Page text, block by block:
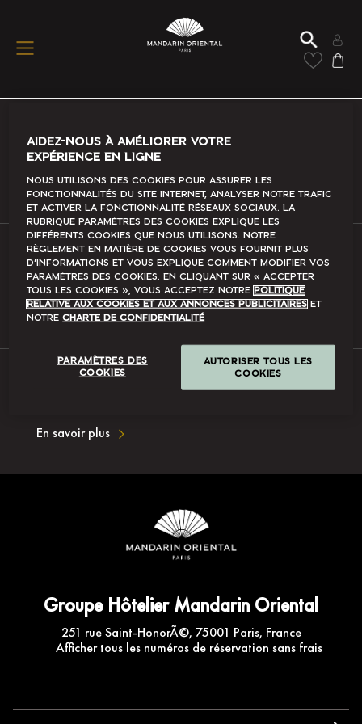
Conditions D'utilisation
En savoir plus
FAQ
En savoir plus
En savoir plus
Groupe Hôtelier Mandarin Oriental
251 rue Saint-HonorÃ©, 75001 Paris, France
Afficher tous les numéros de réservation sans frais
Mandarin Oriental, Paris
AIDEZ-NOUS À AMÉLIORER VOTRE
EXPÉRIENCE EN LIGNE
Nous utilisons des cookies pour assurer les
fonctionnalités du site Internet, analyser notre trafic
et activer la fonctionnalité Réseaux sociaux. La
rubrique Paramètres des cookies explique les
différents cookies que nous utilisons. Notre
règlement en matière de cookies vous fournit plus
d’informations et vous explique comment modifier vos
paramètres des cookies. En cliquant sur « accepter
tous les cookies », vous acceptez notre Politique
relative aux cookies et aux annonces publicitaires et
notreCharte de confidentialité
PARAMÈTRES DES
COOKIES
AUTORISER TOUS LES
COOKIES